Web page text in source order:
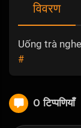
विवरण
Uống trà
#
0 टिप्पणियाँ